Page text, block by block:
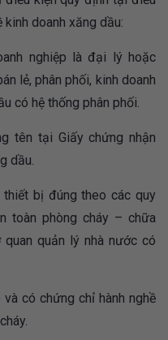
doanh xăng dầu:
nghiệp là đại lý hoặc
lẻ, phân phối, kinh doanh
có hệ thống phân phối.
tên tại Giấy chứng nhận
dầu.
bị đúng theo các quy
toàn phòng cháy – chữa
quản lý nhà nước có
có chứng chỉ hành nghề